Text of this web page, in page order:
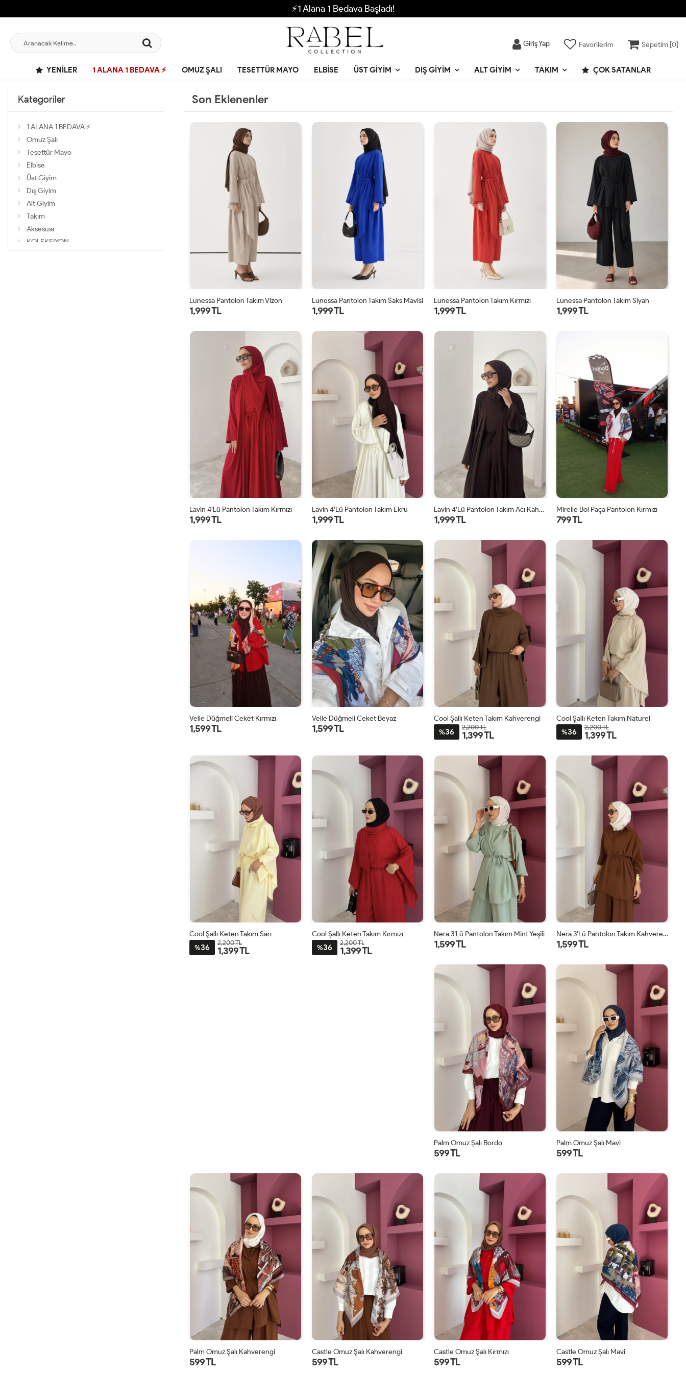
⚡1 Alana 1 Bedava Başladı!
Giriş Yap Favorilerim Sepetim [0]
YENILER 1 ALANA 1 BEDAVA ⚡ OMUZ ŞALI TESETTÜR MAYO ELBISE ÜST GIYIM DIŞ GIYIM ALT GIYIM TAKIM ÇOK SATANLAR
Kategoriler
1 ALANA 1 BEDAVA ⚡
Omuz Şalı
Tesettür Mayo
Elbise
Üst Giyim
Dış Giyim
Alt Giyim
Takım
Aksesuar
KOLEKSİYON
Son Eklenenler
1 2
Lunessa Pantolon Takım Vizon
1,999 TL
1 2
Lunessa Pantolon Takım Saks Mavisi
1,999 TL
1 2
Lunessa Pantolon Takım Kırmızı
1,999 TL
Lunessa Pantolon Takım Siyah
1,999 TL
1 2
Lavin 4’lü Pantolon Takım Kırmızı
1,999 TL
1 2
Lavin 4’lü Pantolon Takım Ekru
1,999 TL
1 2
Lavin 4’lü Pantolon Takım Acı Kahve
1,999 TL
1 2
Mirelle Bol Paça Pantolon Kırmızı
799 TL
Velle Düğmeli Ceket Kırmızı
1,599 TL
Velle Düğmeli Ceket Beyaz
1,599 TL
Cool Şallı Keten Takım Kahverengi
%36 2,200 TL
1,399 TL
Cool Şallı Keten Takım Naturel
%36 2,200 TL
1,399 TL
Cool Şallı Keten Takım Sarı
%36 2,200 TL
1,399 TL
Cool Şallı Keten Takım Kırmızı
%36 2,200 TL
1,399 TL
STD
Nera 3’lü Pantolon Takım Mint Yeşili
1,599 TL
STD
Nera 3’lü Pantolon Takım Kahverengi
1,599 TL
STD
Palm Omuz Şalı Bordo
599 TL
STD
Palm Omuz Şalı Mavi
599 TL
Palm Omuz Şalı Kahverengi
599 TL
Castle Omuz Şalı Kahverengi
599 TL
Castle Omuz Şalı Kırmızı
599 TL
Castle Omuz Şalı Mavi
599 TL